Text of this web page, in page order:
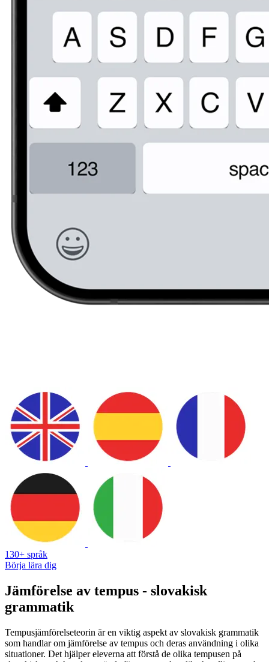
130+ språk
Börja lära dig
Jämförelse av tempus - slovakisk
grammatik
Tempusjämförelseteorin är en viktig aspekt av slovakisk grammatik
som handlar om jämförelse av tempus och deras användning i olika
situationer. Det hjälper eleverna att förstå de olika tempusen på